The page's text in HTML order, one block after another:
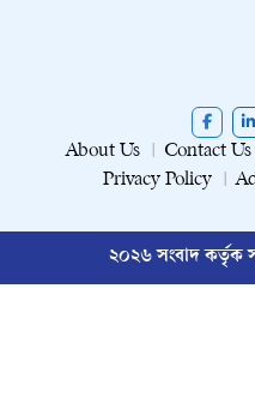
About Us Contact Us
Privacy Policy
২০২৬ সংবাদ কর্তৃক